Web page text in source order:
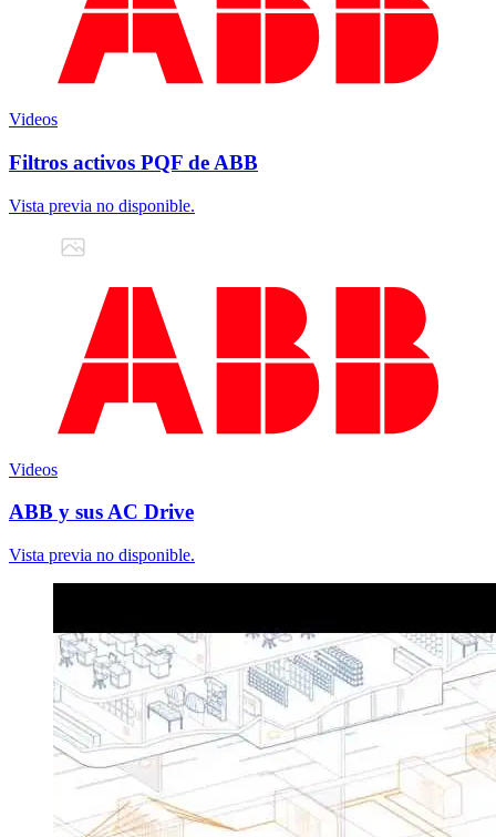
Videos
Filtros activos PQF de ABB
Vista previa no disponible.
Videos
ABB y sus AC Drive
Vista previa no disponible.